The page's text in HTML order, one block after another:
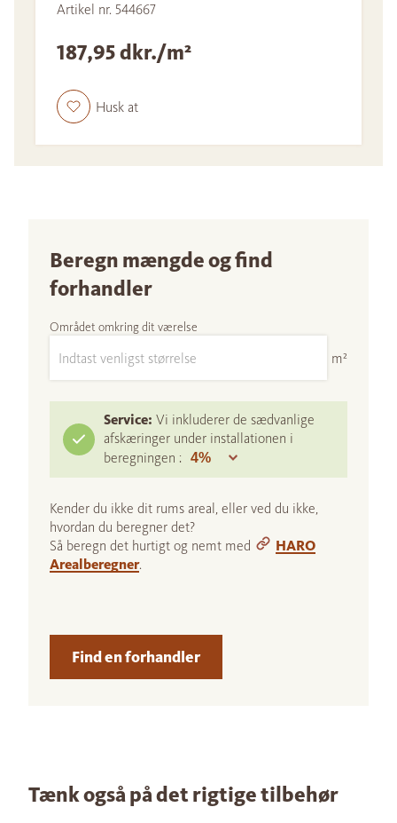
Artikel nr. 544667
187,95 dkr./m²
Husk at
Beregn mængde og find
forhandler
Området omkring dit værelse
m²
Service: Vi inkluderer de sædvanlige
afskæringer under installationen i
beregningen :
Kender du ikke dit rums areal, eller ved du ikke,
hvordan du beregner det?
Så beregn det hurtigt og nemt med
HARO
Arealberegner.
Find en forhandler
Tænk også på det rigtige tilbehør